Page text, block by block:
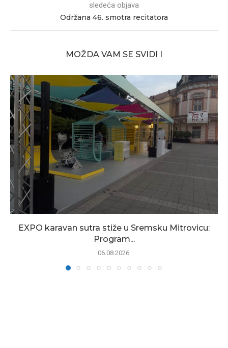
sledeća objava
Održana 46. smotra recitatora
MOŽDA VAM SE SVIDI I
EXPO karavan sutra stiže u Sremsku Mitrovicu:
Program...
06.08.2026.